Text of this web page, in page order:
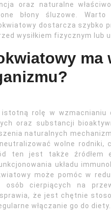
oraz naturalne
błony śluzowe.
dostarcza szybko
wysiłkiem fizycznym lub
ma
rolę w wzmacnianiu
oraz substancji
naturalnych
wolne rodniki,
ten jest także źródłem
układu
może pomóc w
cierpiących na
sprawia, że jest chętnie
włączanie go do diety.